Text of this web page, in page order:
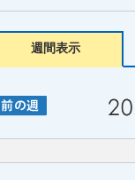
週間表示